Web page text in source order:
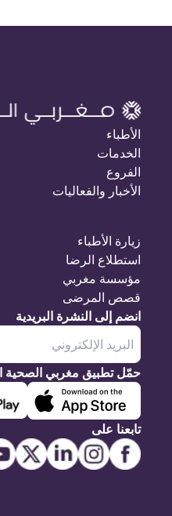
الأطباء
الخدمات
الفروع
الأخبار والفعاليات
زيارة الأطباء
استطلاع الرضا
مؤسسة مغربي
قصص المرضى
انضم إلى النشرة البريدية
حمّل تطبيق مغربي الصحية
تابعنا على